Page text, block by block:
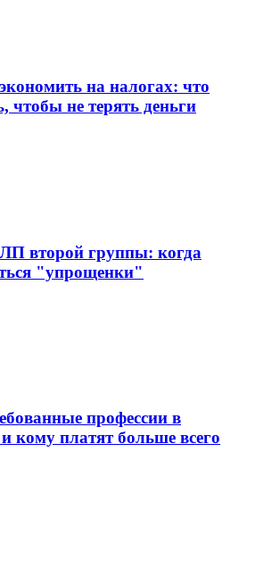
на налогах: что
чтобы не терять деньги
второй группы: когда
"упрощенки"
профессии в
кому платят больше всего